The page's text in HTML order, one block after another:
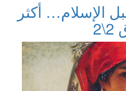
الإسلام… أكثر